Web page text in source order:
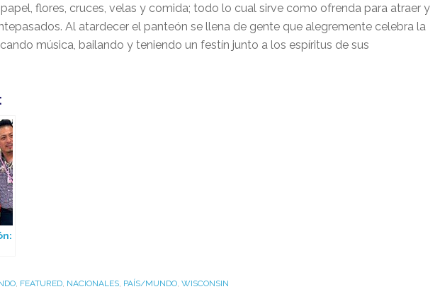
flores, cruces, velas y comida; todo lo cual sirve como ofrenda para atraer y
Al atardecer el panteón se llena de gente que alegremente celebra la
música, bailando y teniendo un festín junto a los espíritus de sus
, FEATURED, NACIONALES, PAÍS/MUNDO, WISCONSIN